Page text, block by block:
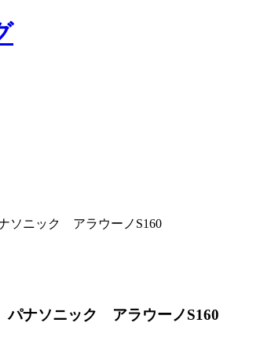
ニック アラウーノS160
ナソニック アラウーノS160